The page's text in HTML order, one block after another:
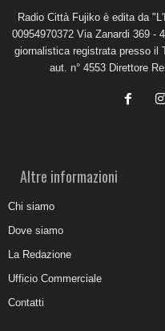
Radio Città Fujiko è edita da
00954970372 Via Zanardi 369 -
giornalistica registrata presso il
aut. n° 4553 Direttore
Altre informazioni
Chi siamo
Dove siamo
La Redazione
Ufficio Commerciale
Contatti